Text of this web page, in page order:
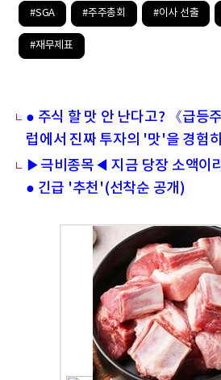
#SGA #주주총회 #이사 선출
#재무제표
● 주식 할 맛 안 난다고? 《급등
럽에서 진짜 투자의 '맛'을 경험
▶극비종목◀ 지금 당장 소액이
● 긴급 '추천'(선착순 공개)